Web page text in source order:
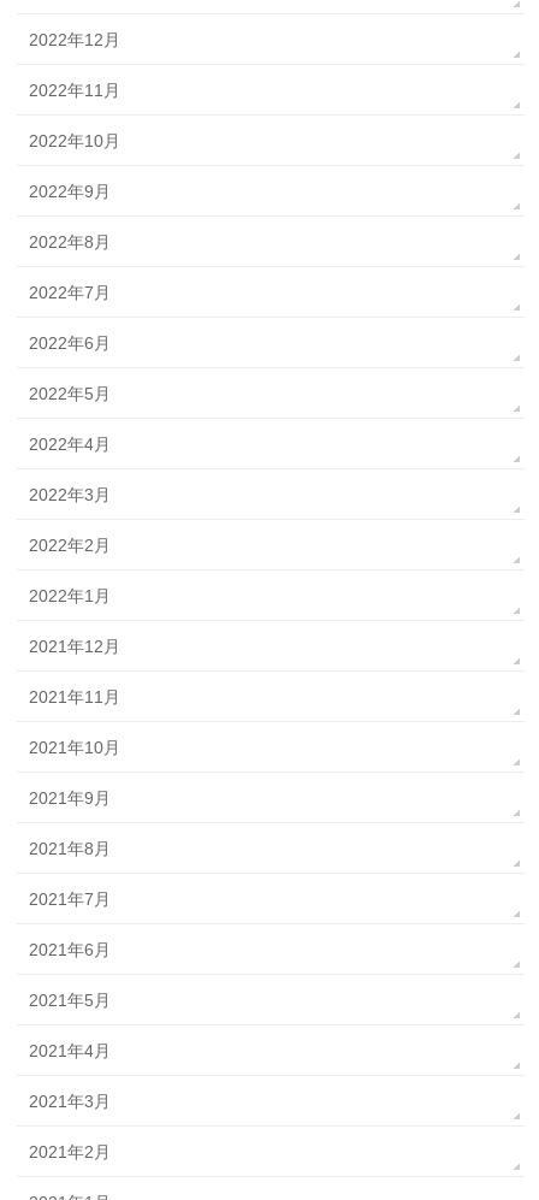
2022年12月
2022年11月
2022年10月
2022年9月
2022年8月
2022年7月
2022年6月
2022年5月
2022年4月
2022年3月
2022年2月
2022年1月
2021年12月
2021年11月
2021年10月
2021年9月
2021年8月
2021年7月
2021年6月
2021年5月
2021年4月
2021年3月
2021年2月